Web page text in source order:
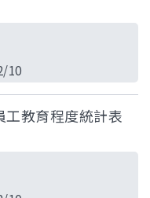
10
工教育程度統計表